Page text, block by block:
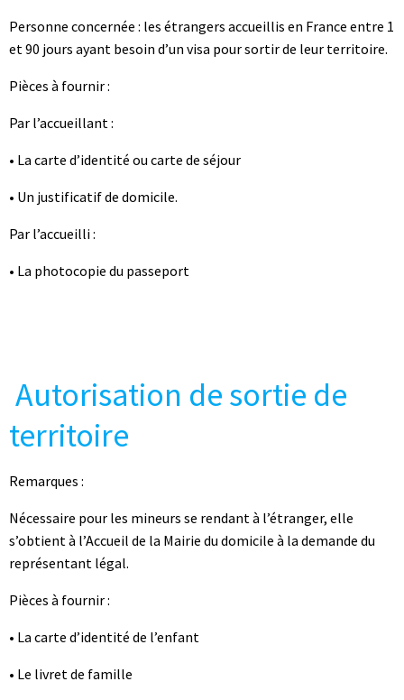
Personne concernée : les étrangers accueillis en France entre 1
et 90 jours ayant besoin d’un visa pour sortir de leur territoire.
Pièces à fournir :
Par l’accueillant :
• La carte d’identité ou carte de séjour
• Un justificatif de domicile.
Par l’accueilli :
• La photocopie du passeport
Autorisation de sortie de
territoire
Remarques :
Nécessaire pour les mineurs se rendant à l’étranger, elle
s’obtient à l’Accueil de la Mairie du domicile à la demande du
représentant légal.
Pièces à fournir :
• La carte d’identité de l’enfant
• Le livret de famille